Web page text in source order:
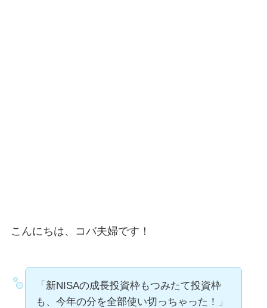
こんにちは、コバ夫婦です！
「新NISAの成長投資枠もつみたて投資枠
も、今年の分を全部使い切っちゃった！」